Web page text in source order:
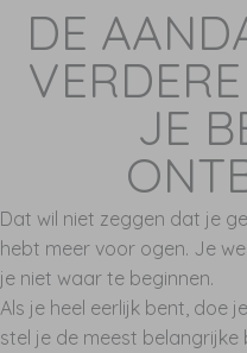
DE
JE
Dat wil niet zeggen dat je
hebt meer voor ogen. Je
je niet waar te beginnen.
Als je heel eerlijk bent, doe
stel je de meest belangrijke